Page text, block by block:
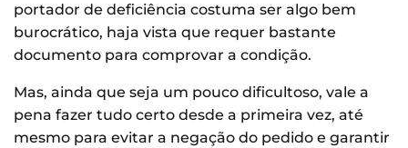
portador de deficiência costuma ser algo bem
burocrático, haja vista que requer bastante
documento para comprovar a condição.
Mas, ainda que seja um pouco dificultoso, vale a
pena fazer tudo certo desde a primeira vez, até
mesmo para evitar a negação do pedido e garantir